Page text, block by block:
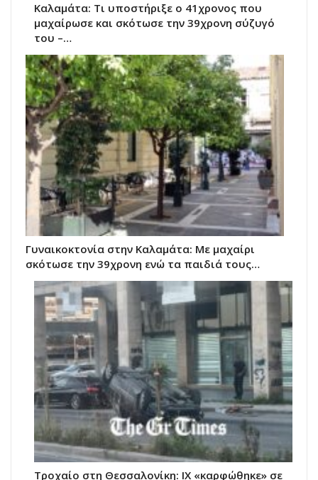
Καλαμάτα: Τι υποστήριξε ο 41χρονος που
μαχαίρωσε και σκότωσε την 39χρονη σύζυγό
του –…
Γυναικοκτονία στην Καλαμάτα: Με μαχαίρι
σκότωσε την 39χρονη ενώ τα παιδιά τους…
Τροχαίο στη Θεσσαλονίκη: ΙΧ «καρφώθηκε» σε